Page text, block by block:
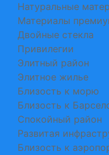
Натуральные
Материалы
Двойные стекла
Привилегии
Элитный район
Элитное жилье
Близость к морю
Близость к
Спокойный район
Развитая
Близость к